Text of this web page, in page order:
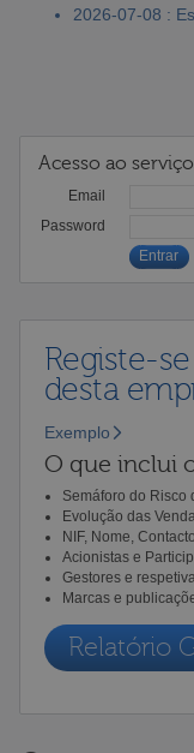
2026-07-08 :
Acesso ao
Email
Password
Registe-
desta
Exemplo
O que inclui
Semáforo do Risco
Evolução das
NIF, Nome,
Acionistas e
Gestores e
Marcas e
Relatório